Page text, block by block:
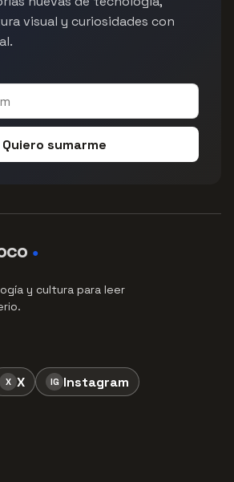
visual y curiosidades con
Quiero sumarme
●
y cultura para leer
X X IG Instagram